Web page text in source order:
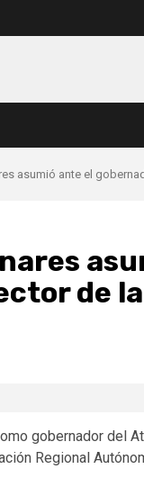
asumió ante el
de
gobernador del
Regional